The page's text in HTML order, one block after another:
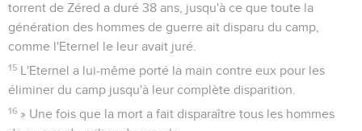
torrent de Zéred a duré 38 ans, jusqu'à ce que toute la
génération des hommes de guerre ait disparu du camp,
comme l'Eternel le leur avait juré.
15 L'Eternel a lui-même porté la main contre eux pour les
éliminer du camp jusqu'à leur complète disparition.
16 » Une fois que la mort a fait disparaître tous les hommes